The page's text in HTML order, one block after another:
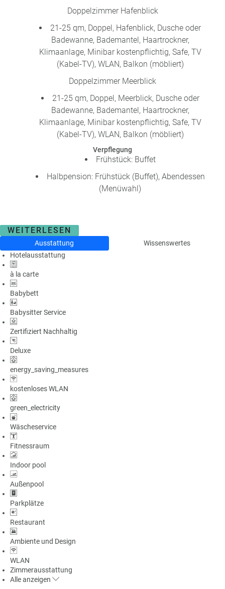
Doppelzimmer Hafenblick
21-25 qm, Doppel, Hafenblick, Dusche oder
Badewanne, Bademantel, Haartrockner,
Klimaanlage, Minibar kostenpflichtig, Safe, TV
(Kabel-TV), WLAN, Balkon (möbliert)
Doppelzimmer Meerblick
21-25 qm, Doppel, Meerblick, Dusche oder
Badewanne, Bademantel, Haartrockner,
Klimaanlage, Minibar kostenpflichtig, Safe, TV
(Kabel-TV), WLAN, Balkon (möbliert)
Verpflegung
Frühstück: Buffet
Halbpension: Frühstück (Buffet), Abendessen
(Menüwahl)
WEITERLESEN
Ausstattung
Wissenswertes
Hotelausstattung
à la carte
Babybett
Babysitter Service
Zertifiziert Nachhaltig
Deluxe
energy_saving_measures
kostenloses WLAN
green_electricity
Wäscheservice
Fitnessraum
Indoor pool
Außenpool
Parkplätze
Restaurant
Ambiente und Design
WLAN
Zimmerausstattung
Alleanzeigen